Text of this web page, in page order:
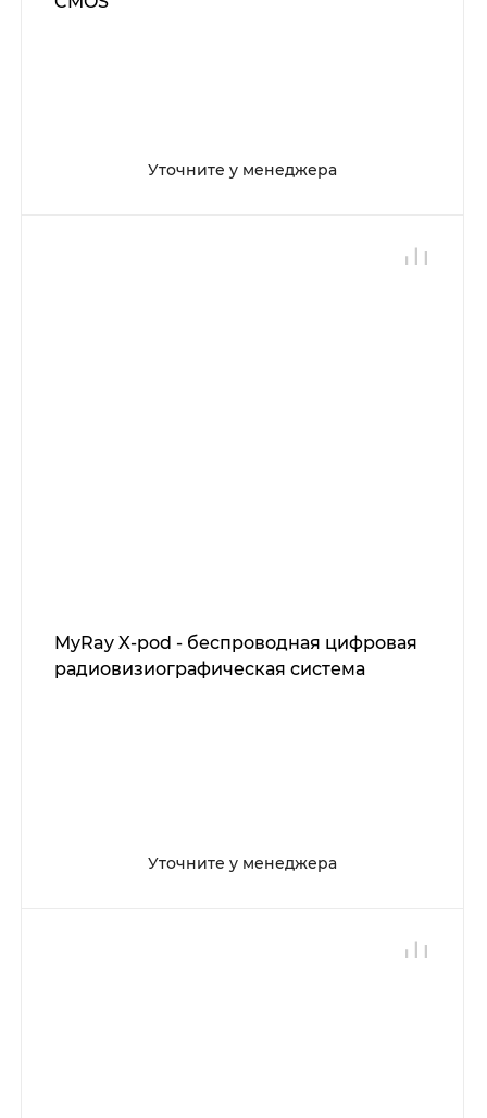
Уточните у менеджера
MyRay X-pod - беспроводная цифровая
радиовизиографическая система
Уточните у менеджера